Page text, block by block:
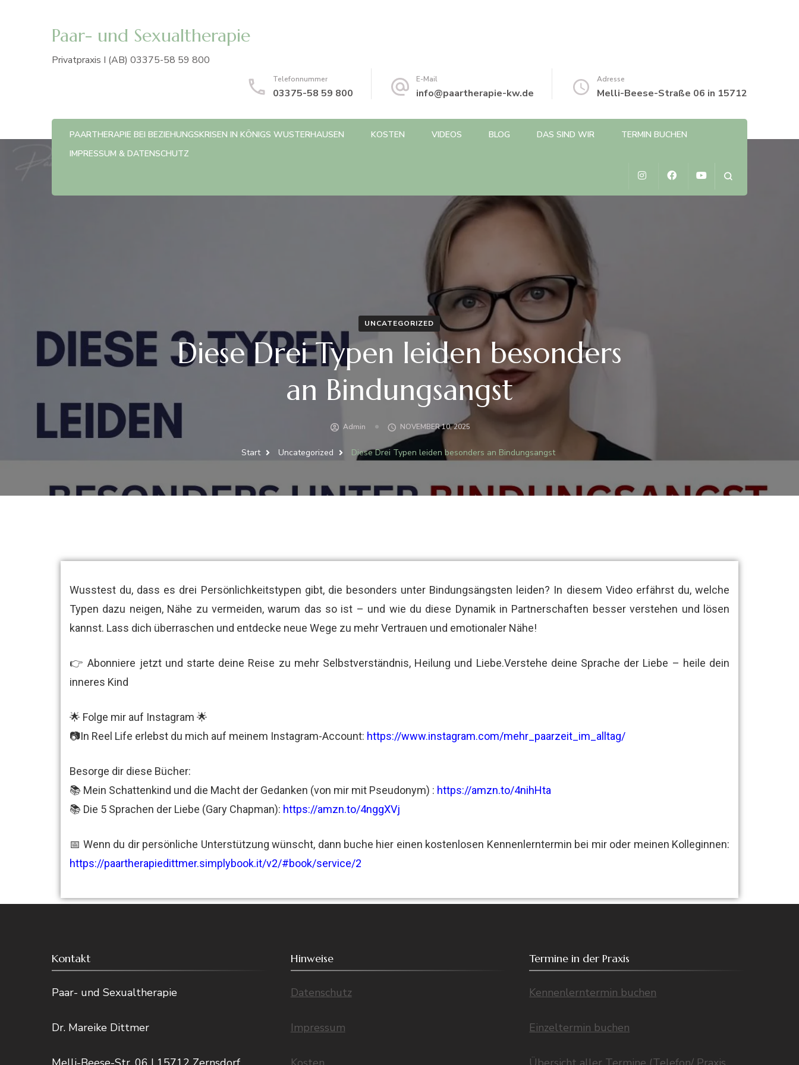
Paar- und Sexualtherapie
Privatpraxis I (AB) 03375-58 59 800
Telefonnummer
03375-58 59 800
E-Mail
info@paartherapie-kw.de
Adresse
Melli-Beese-Straße 06 in 15712
PAARTHERAPIE BEI BEZIEHUNGSKRISEN IN KÖNIGS WUSTERHAUSEN KOSTEN VIDEOS BLOG DAS SIND WIR
TERMIN BUCHEN
IMPRESSUM & DATENSCHUTZ
UNCATEGORIZED
Diese Drei Typen leiden besonders
an Bindungsangst
Admin NOVEMBER 10, 2025
Start Uncategorized Diese Drei Typen leiden besonders an Bindungsangst
Wusstest du, dass es drei Persönlichkeitstypen gibt, die besonders unter Bindungsängsten leiden? In diesem Video erfährst du, welche
Typen dazu neigen, Nähe zu vermeiden, warum das so ist – und wie du diese Dynamik in Partnerschaften besser verstehen und lösen
kannst. Lass dich überraschen und entdecke neue Wege zu mehr Vertrauen und emotionaler Nähe!
👉 Abonniere jetzt und starte deine Reise zu mehr Selbstverständnis, Heilung und Liebe.Verstehe deine Sprache der Liebe – heile dein
inneres Kind
🌟 Folge mir auf Instagram 🌟
📷In Reel Life erlebst du mich auf meinem Instagram-Account: https://www.instagram.com/mehr_paarzeit_im_alltag/
Besorge dir diese Bücher:
📚 Mein Schattenkind und die Macht der Gedanken (von mir mit Pseudonym) : https://amzn.to/4nihHta
📚 Die 5 Sprachen der Liebe (Gary Chapman): https://amzn.to/4nggXVj
📅 Wenn du dir persönliche Unterstützung wünscht, dann buche hier einen kostenlosen Kennenlerntermin bei mir oder meinen Kolleginnen:
https://paartherapiedittmer.simplybook.it/v2/#book/service/2
Kontakt
Paar- und Sexualtherapie
Dr. Mareike Dittmer
Hinweise
Datenschutz
Impressum
Termine in der Praxis
Kennenlerntermin buchen
Einzeltermin buchen